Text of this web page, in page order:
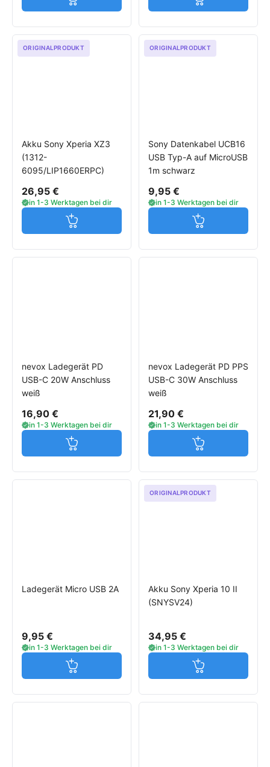
Jetzt in den Warenkorb Jetzt in den
ORIGINALPRODUKT
Akku Sony Xperia XZ3
(1312-
6095/LIP1660ERPC)
26,95 €
in 1-3 Werktagen bei dir
Jetzt in den Warenkorb
ORIGINALPRODUKT
Sony Datenkabel UCB16
USB Typ-A auf MicroUSB
1m schwarz
9,95 €
in 1-3 Werktagen bei dir
Jetzt in den
nevox Ladegerät PD
USB-C 20W Anschluss
weiß
16,90 €
in 1-3 Werktagen bei dir
Jetzt in den Warenkorb
nevox Ladegerät PD PPS
USB-C 30W Anschluss
weiß
21,90 €
in 1-3 Werktagen bei dir
Jetzt in den
Ladegerät Micro USB 2A
9,95 €
in 1-3 Werktagen bei dir
Jetzt in den Warenkorb
ORIGINALPRODUKT
Akku Sony Xperia 10 II
(SNYSV24)
34,95 €
in 1-3 Werktagen bei dir
Jetzt in den